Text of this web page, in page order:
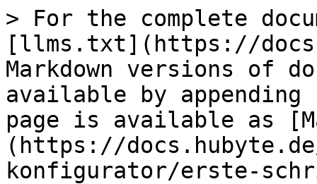
> For the complete
[llms.txt](https://
Markdown versions of
available by
page is available as
(https://
konfigurator/erste-